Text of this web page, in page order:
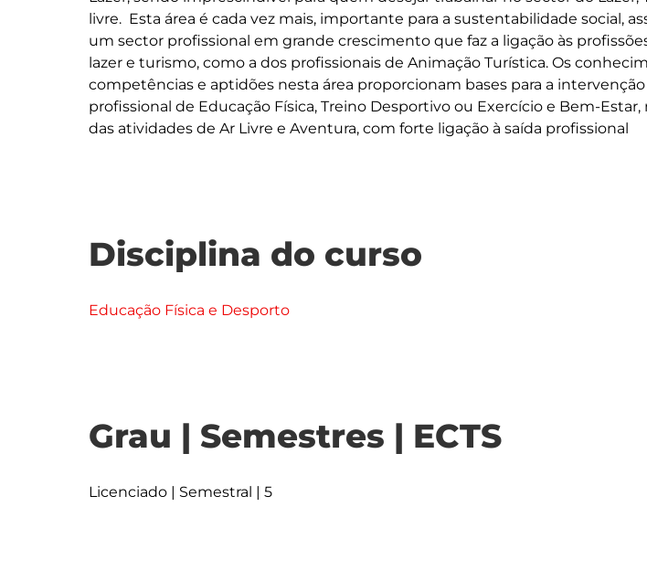
livre.  Esta área é cada vez mais, importante para a sustentabilidade social,
um sector profissional em grande crescimento que faz a ligação às
lazer e turismo, como a dos profissionais de Animação Turística. Os
competências e aptidões nesta área proporcionam bases para a
profissional de Educação Física, Treino Desportivo ou Exercício e Bem-Estar,
Disciplina do curso
Educação Física e Desporto
Grau | Semestres | ECTS
Licenciado | Semestral | 5